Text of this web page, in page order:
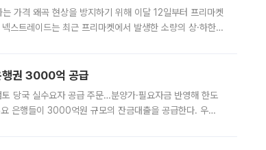
가격 왜곡 현상을 방지하기 위해 이달 12일부터 프리마켓
스트레이드는 최근 프리마켓에서 발생한 소량의 상·하한
행권 3000억 공급
당국 실수요자 공급 주문…분양가·필요자금 반영해 한도
은행들이 3000억원 규모의 잔금대출을 공급한다. 우리